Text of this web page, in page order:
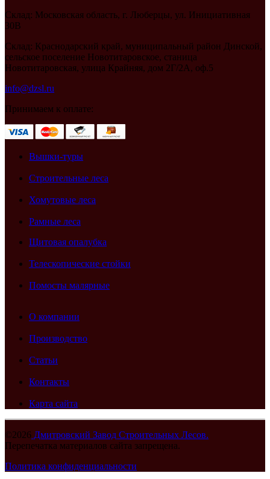
Склад: Московская область, г. Люберцы, ул. Инициативная
30В
Склад: Краснодарский край, муниципальный район Динской,
сельское поселение Новотитаровское, станица
Новотитаровская, улица Крайняя, дом 2Г/2А, оф.5
info@dzsl.ru
Принимаем к оплате:
Вышки-туры
Строительные леса
Хомутовые леса
Рамные леса
Щитовая опалубка
Телескопические стойки
Помосты малярные
О компании
Производство
Статьи
Контакты
Карта сайта
©2026 Дмитровский Завод Строительных Лесов.
Перепечатка материалов сайта запрещена.
Политика конфиденциальности